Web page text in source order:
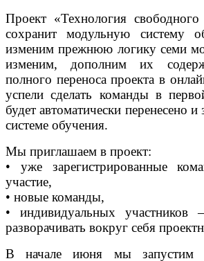
Проект «Технология свободного
сохранит модульную систему
изменим прежнюю логику семи
изменим, дополним их
полного переноса проекта в
успели сделать команды в
будет автоматически перенесено
системе обучения.
Мы приглашаем в проект:
• уже зарегистрированные
участие,
• новые команды,
• индивидуальных участников
разворачивать вокруг себя
В начале июня мы запустим